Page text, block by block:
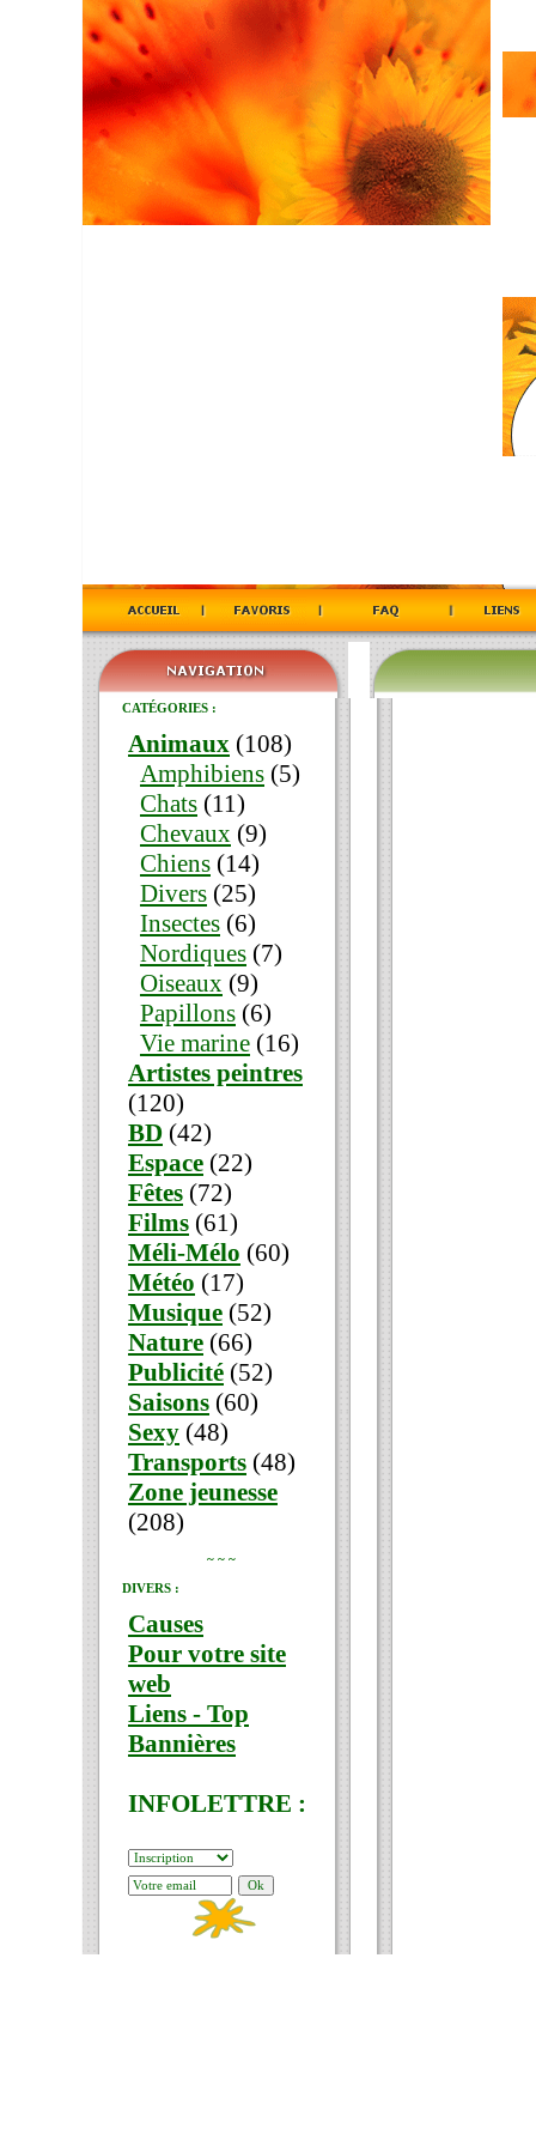
CATÉGORIES :
Animaux (108)
Amphibiens (5)
Chats (11)
Chevaux (9)
Chiens (14)
Divers (25)
Insectes (6)
Nordiques (7)
Oiseaux (9)
Papillons (6)
Vie marine (16)
Artistes peintres
(120)
BD (42)
Espace (22)
Fêtes (72)
Films (61)
Méli-Mélo (60)
Météo (17)
Musique (52)
Nature (66)
Publicité (52)
Saisons (60)
Sexy (48)
Transports (48)
Zone jeunesse
(208)
~ ~ ~
DIVERS :
Causes
Pour votre site
web
Liens - Top
Bannières
INFOLETTRE :